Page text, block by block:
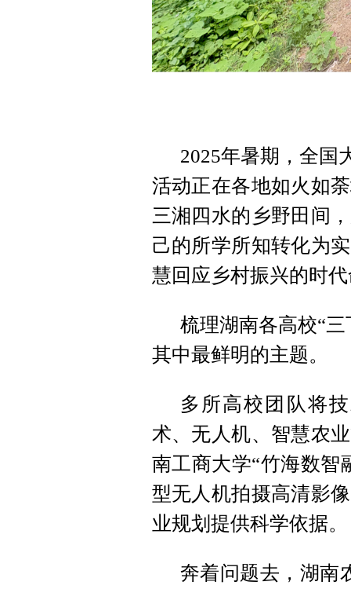
2025年暑期，全国
活动正在各地如火如
三湘四水的乡野田间
己的所学所知转化为
慧回应乡村振兴的时
梳理湖南各高校“
其中最鲜明的主题。
多所高校团队将
术、无人机、智慧农
南工商大学“竹海数智
型无人机拍摄高清影
业规划提供科学依据。
奔着问题去，湖南